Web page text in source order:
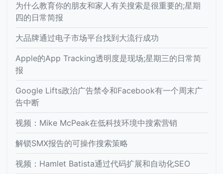
为什么教育你的朋友和家人有关搜索是很重要的;星期
四的日常简报
大品牌通过电子市场平台找到大流行成功
Apple的App Tracking透明度是现场;星期三的日常简
报
Google Lifts政治广告禁令和Facebook有一个周末广
告中断
视频：Mike McPeak在低科技环境中搜索营销
解锁SMX报告的可操作搜索策略
视频：Hamlet Batista通过代码扩展和自动化SEO